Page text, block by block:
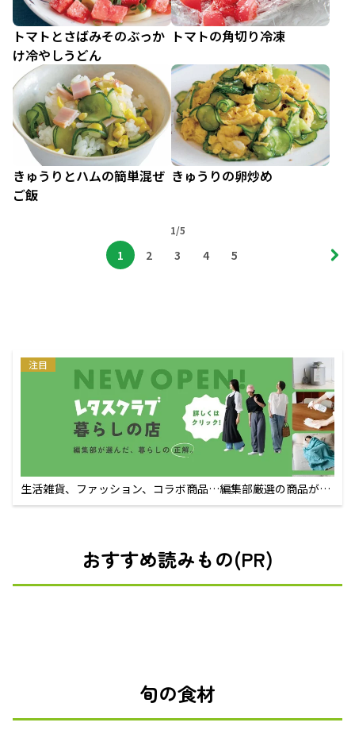
トマトとさばみそのぶっか
け冷やしうどん
トマトの角切り冷凍
きゅうりとハムの簡単混ぜ
ご飯
きゅうりの卵炒め
1/5
1 2 3 4 5
注目
生活雑貨、ファッション、コラボ商品…編集部厳選の商品が買
えるECサイト
おすすめ読みもの(PR)
旬の食材